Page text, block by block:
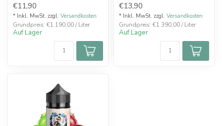
einer 60...
€11,90
* Inkl. MwSt. zzgl. Versandkosten
Grundpreis: €1.190,00 / Liter
Auf Lager
€13,90
* Inkl. MwSt. zzgl. Versandkosten
Grundpreis: €1.390,00 / Liter
Auf Lager